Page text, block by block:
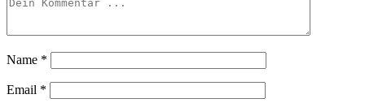
Name *
Email *